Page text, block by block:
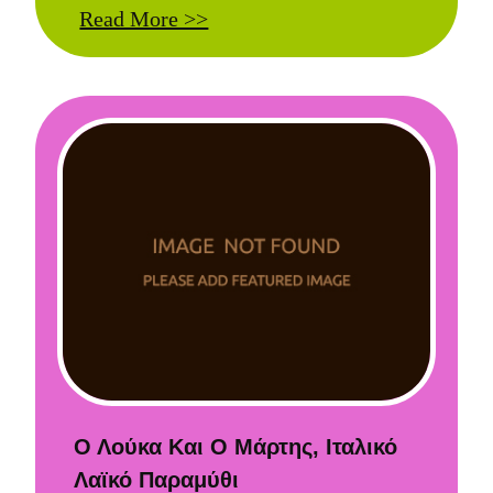
Read More >>
Ο Λούκα Και Ο Μάρτης, Ιταλικό
Λαϊκό Παραμύθι